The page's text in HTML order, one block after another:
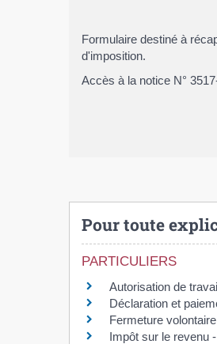
Formulaire destiné à
d'imposition.
Accès à la notice N°
Pour toute
PARTICULIERS
Autorisation de
Déclaration et
Fermeture
Impôt sur le revenu